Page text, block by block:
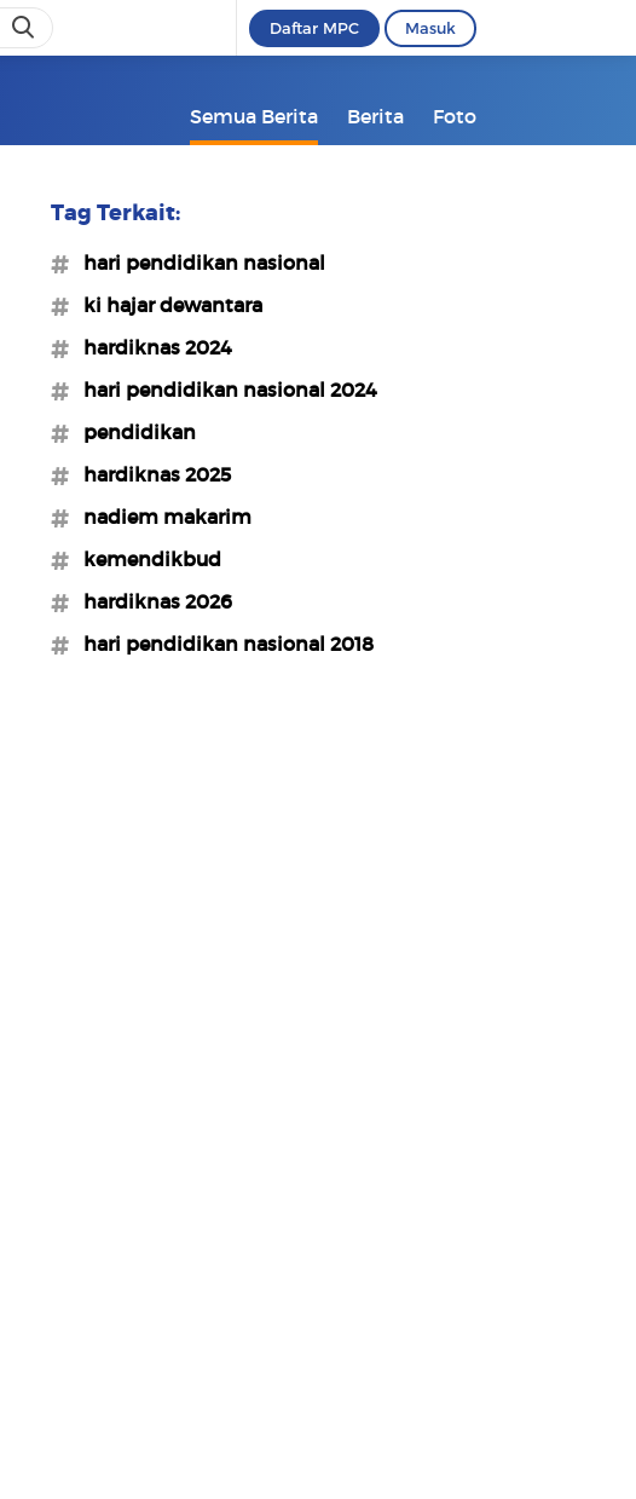
Daftar MPC Masuk
Semua Berita Berita Foto
Tag Terkait:
#hari pendidikan nasional
#ki hajar dewantara
#hardiknas 2024
#hari pendidikan nasional 2024
#pendidikan
#hardiknas 2025
#nadiem makarim
#kemendikbud
#hardiknas 2026
#hari pendidikan nasional 2018